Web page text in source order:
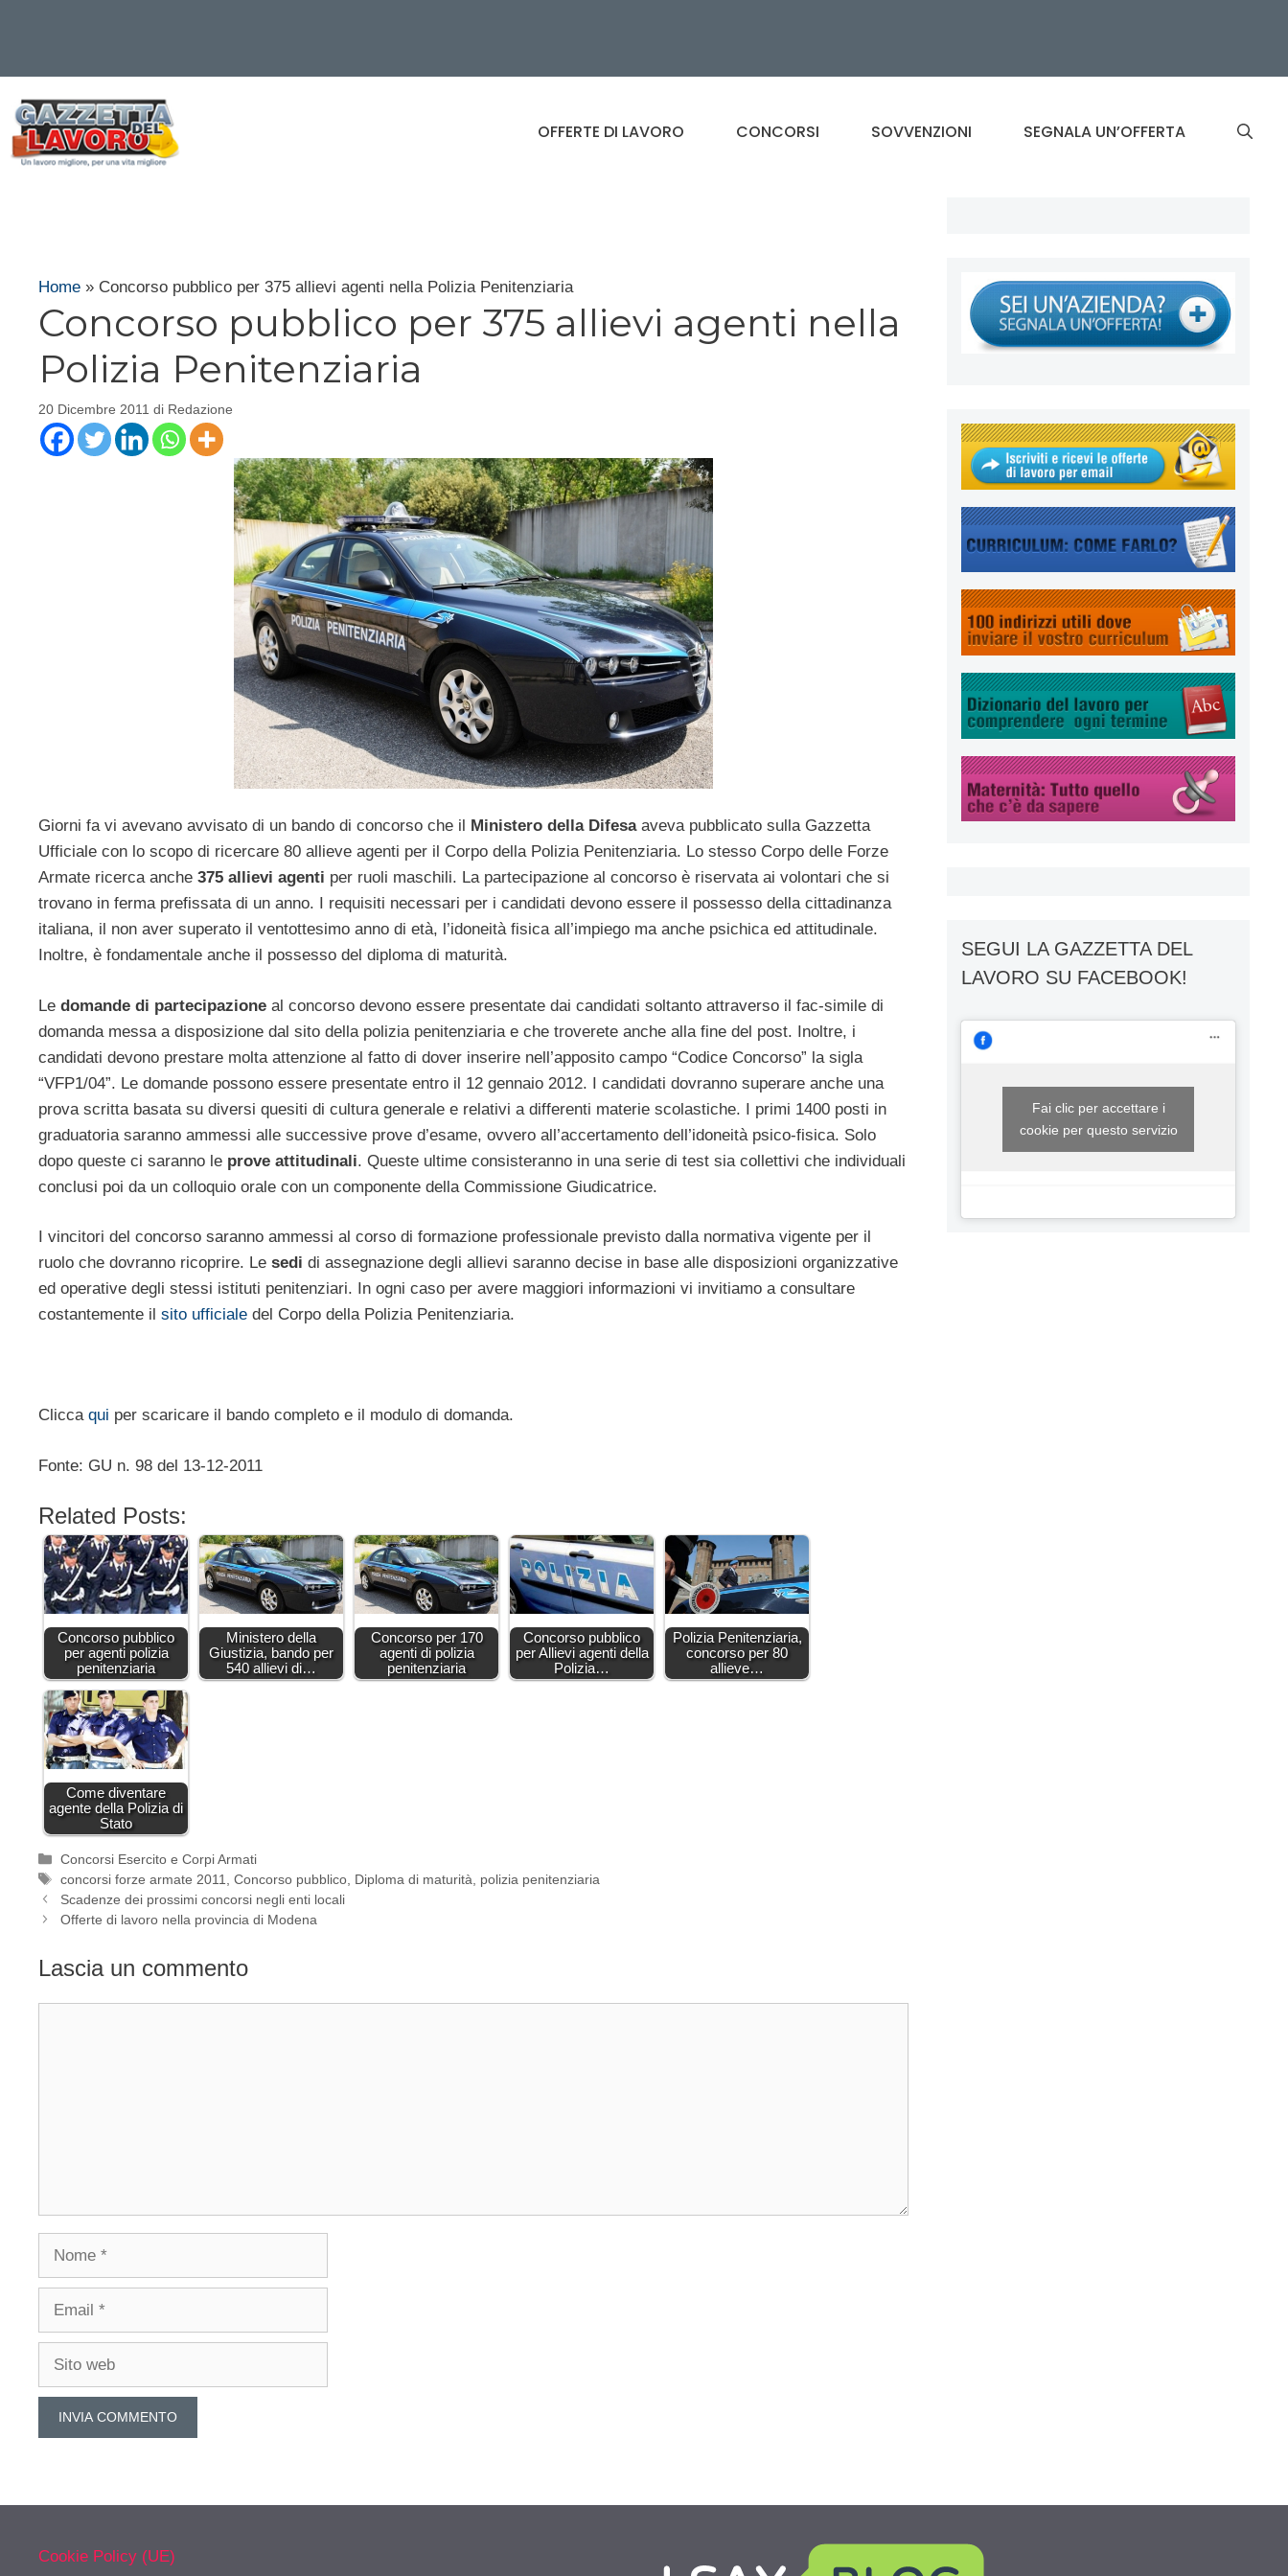
contenuto
OFFERTE DI LAVORO CONCORSI SOVVENZIONI SEGNALA UN’OFFERTA
Home » Concorso pubblico per 375 allievi agenti nella Polizia Penitenziaria
Concorso pubblico per 375 allievi agenti nella
Polizia Penitenziaria
20 Dicembre 2011 di Redazione
Giorni fa vi avevano avvisato di un bando di concorso che il Ministero della Difesaaveva pubblicato sulla Gazzetta
Ufficiale con lo scopo di ricercare 80 allieve agenti per il Corpo della Polizia Penitenziaria. Lo stesso Corpo delle Forze
Armate ricerca anche 375 allievi agenti per ruoli maschili. La partecipazione al concorso è riservata ai volontari che si
trovano in ferma prefissata di un anno. I requisiti necessari per i candidati devono essere il possesso della cittadinanza
italiana, il non aver superato il ventottesimo anno di età, l’idoneità fisica all’impiego ma anche psichica ed attitudinale.
Inoltre, è fondamentale anche il possesso del diploma di maturità.
Le domande di partecipazione al concorso devono essere presentate dai candidati soltanto attraverso il fac-simile di
domanda messa a disposizione dal sito della polizia penitenziaria e che troverete anche alla fine del post. Inoltre, i
candidati devono prestare molta attenzione al fatto di dover inserire nell’apposito campo “Codice Concorso” la sigla
“VFP1/04”. Le domande possono essere presentate entro il 12 gennaio 2012. I candidati dovranno superare anche una
prova scritta basata su diversi quesiti di cultura generale e relativi a differenti materie scolastiche. I primi 1400 posti in
graduatoria saranno ammessi alle successive prove d’esame, ovvero all’accertamento dell’idoneità psico-fisica. Solo
dopo queste ci saranno le prove attitudinali. Queste ultime consisteranno in una serie di test sia collettivi che individuali
conclusi poi da un colloquio orale con un componente della Commissione Giudicatrice.
I vincitori del concorso saranno ammessi al corso di formazione professionale previsto dalla normativa vigente per il
ruolo che dovranno ricoprire. Le sedi di assegnazione degli allievi saranno decise in base alle disposizioni organizzative
ed operative degli stessi istituti penitenziari. In ogni caso per avere maggiori informazioni vi invitiamo a consultare
costantemente il sito ufficiale del Corpo della Polizia Penitenziaria.
Clicca qui per scaricare il bando completo e il modulo di domanda.
Fonte: GU n. 98 del 13-12-2011
Related Posts:
Concorso pubblico
per agenti polizia
penitenziaria
Ministero della
Giustizia, bando per
540 allievi di…
Concorso per 170
agenti di polizia
penitenziaria
Concorso pubblico
per Allievi agenti della
Polizia…
Polizia Penitenziaria,
concorso per 80
allieve…
Come diventare
agente della Polizia di
Stato
Categorie
Concorsi Esercito e Corpi Armati
Tag
concorsi forze armate 2011 ,Concorso pubblico Diploma di maturità
polizia penitenziaria
Scadenze dei prossimi concorsi negli enti locali
Offerte di lavoro nella provincia di Modena
Lascia un commento
SEGUI LA GAZZETTA DEL
LAVORO SU FACEBOOK!
Fai clic per accettare i
cookie per questo servizio
Cookie Policy (UE)